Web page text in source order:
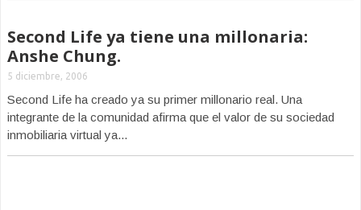
Second Life ya tiene una millonaria:
Anshe Chung.
5 diciembre, 2006
Second Life ha creado ya su primer millonario real. Una
integrante de la comunidad afirma que el valor de su sociedad
inmobiliaria virtual ya...